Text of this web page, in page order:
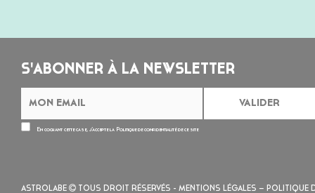
S'ABONNER À LA NEWSLETTER
En cochant cette case, j’accepte la Politique de confidentialitéde ce site
ASTROLABE TOUS DROIT RÉSERVÉS - MENTIONS LÉGALES – POLITIQUE